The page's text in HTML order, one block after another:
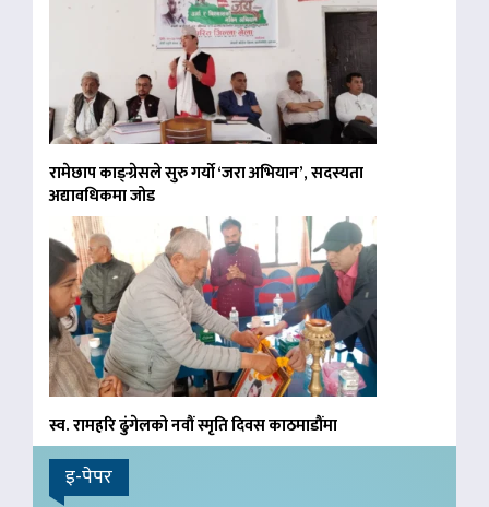
रामेछाप काङ्ग्रेसले सुरु गर्याे ‘जरा अभियान’, सदस्यता
अद्यावधिकमा जोड
स्व. रामहरि ढुंगेलको नवौं स्मृति दिवस काठमाडौंमा
इ-पेपर